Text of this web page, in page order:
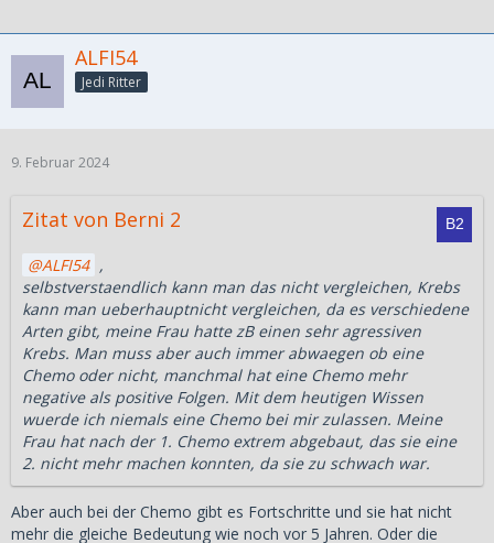
ALFI54
Jedi Ritter
9. Februar 2024
Zitat von Berni 2
ALFI54 ,
selbstverstaendlich kann man das nicht vergleichen, Krebs
kann man ueberhauptnicht vergleichen, da es verschiedene
Arten gibt, meine Frau hatte zB einen sehr agressiven
Krebs. Man muss aber auch immer abwaegen ob eine
Chemo oder nicht, manchmal hat eine Chemo mehr
negative als positive Folgen. Mit dem heutigen Wissen
wuerde ich niemals eine Chemo bei mir zulassen. Meine
Frau hat nach der 1. Chemo extrem abgebaut, das sie eine
2. nicht mehr machen konnten, da sie zu schwach war.
Aber auch bei der Chemo gibt es Fortschritte und sie hat nicht
mehr die gleiche Bedeutung wie noch vor 5 Jahren. Oder die